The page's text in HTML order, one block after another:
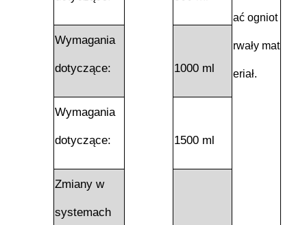
ać ogniot
rwały mat
eriał.
Wymagania
dotyczące: 1000 ml
Wymagania
dotyczące: 1500 ml
Zmiany w
systemach